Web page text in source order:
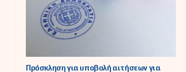
Πρόσκληση για υποβολή αιτήσεων για